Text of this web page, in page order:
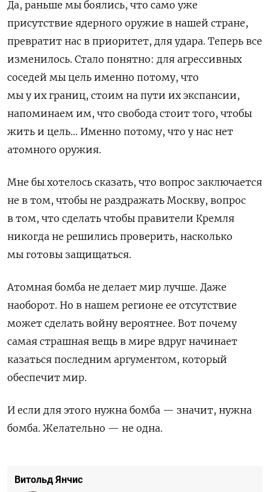
Times. Мнения» в Telegram
Да, раньше мы боялись, что само уже
присутствие ядерного оружие в нашей стране,
превратит нас в приоритет, для удара. Теперь все
изменилось. Стало понятно: для агрессивных
соседей мы цель именно потому, что
мы у их границ, стоим на пути их экспансии,
напоминаем им, что свобода стоит того, чтобы
жить и цель… Именно потому, что у нас нет
атомного оружия.
Мне бы хотелось сказать, что вопрос заключается
не в том, чтобы не раздражать Москву, вопрос
в том, что сделать чтобы правители Кремля
никогда не решились проверить, насколько
мы готовы защищаться.
Атомная бомба не делает мир лучше. Даже
наоборот. Но в нашем регионе ее отсутствие
может сделать войну вероятнее. Вот почему
самая страшная вещь в мире вдруг начинает
казаться последним аргументом, который
обеспечит мир.
И если для этого нужна бомба — значит, нужна
бомба. Желательно — не одна.
Витольд Янчис